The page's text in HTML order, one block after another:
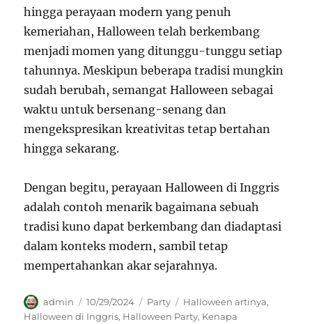
hingga perayaan modern yang penuh
kemeriahan, Halloween telah berkembang
menjadi momen yang ditunggu-tunggu setiap
tahunnya. Meskipun beberapa tradisi mungkin
sudah berubah, semangat Halloween sebagai
waktu untuk bersenang-senang dan
mengekspresikan kreativitas tetap bertahan
hingga sekarang.
Dengan begitu, perayaan Halloween di Inggris
adalah contoh menarik bagaimana sebuah
tradisi kuno dapat berkembang dan diadaptasi
dalam konteks modern, sambil tetap
mempertahankan akar sejarahnya.
Author
admin
Posted
on
10/29/2024 Categories
Party Tags
Halloween artinya,
Halloween di Inggris, Halloween Party, Kenapa